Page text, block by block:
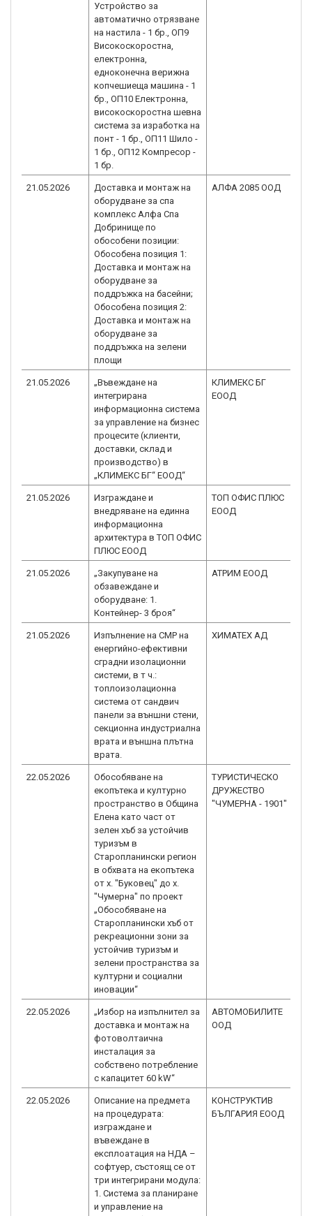
Устройство за
автоматично отрязване
на настила - 1 бр., ОП9
Високоскоростна,
електронна,
едноконечна верижна
копчешиеща машина - 1
бр., ОП10 Електронна,
високоскоростна шевна
система за изработка на
понт - 1 бр., ОП11 Шило -
1 бр., ОП12 Компресор -
1 бр.
21.05.2026
Доставка и монтаж на
оборудване за спа
комплекс Алфа Спа
Добринище по
обособени позиции:
Обособена позиция 1:
Доставка и монтаж на
оборудване за
поддръжка на басейни;
Обособена позиция 2:
Доставка и монтаж на
оборудване за
поддръжка на зелени
площи
АЛФА 2085 ООД
21.05.2026
„Въвеждане на
интегрирана
информационна система
за управление на бизнес
процесите (клиенти,
доставки, склад и
производство) в
„КЛИМЕКС БГ“ ЕООД“
КЛИМЕКС БГ
ЕООД
21.05.2026
Изграждане и
внедряване на единна
информационна
архитектура в ТОП ОФИС
ПЛЮС ЕООД
ТОП ОФИС ПЛЮС
ЕООД
21.05.2026
„Закупуване на
обзавеждане и
оборудване: 1.
Контейнер- 3 броя“
АТРИМ ЕООД
21.05.2026
Изпълнение на СМР на
енергийно-ефективни
сградни изолационни
системи, в т ч.:
топлоизолационна
система от сандвич
панели за външни стени,
секционна индустриална
врата и външна плътна
врата.
ХИМАТЕХ АД
22.05.2026
Обособяване на
екопътека и културно
пространство в Община
Елена като част от
зелен хъб за устойчив
туризъм в
Старопланински регион
в обхвата на екопътека
от х. "Буковец" до х.
"Чумерна" по проект
„Обособяване на
Старопланински хъб от
рекреационни зони за
устойчив туризъм и
зелени пространства за
културни и социални
иновации“
ТУРИСТИЧЕСКО
ДРУЖЕСТВО
"ЧУМЕРНА - 1901"
22.05.2026
„Избор на изпълнител за
доставка и монтаж на
фотоволтаична
инсталация за
собствено потребление
с капацитет 60 kW“
АВТОМОБИЛИТЕ
ООД
22.05.2026
Описание на предмета
на процедурата:
изграждане и
въвеждане в
експлоатация на НДА –
софтуер, състоящ се от
три интегрирани модула:
1. Система за планиране
и управление на
КОНСТРУКТИВ
БЪЛГАРИЯ ЕООД